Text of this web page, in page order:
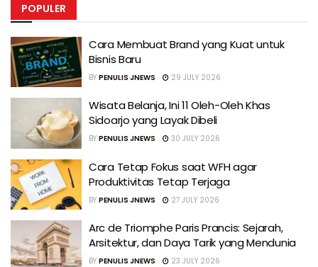
POPULER
Cara Membuat Brand yang Kuat untuk
Bisnis Baru
BY PENULIS JNEWS 29 JULY 2026
Wisata Belanja, Ini 11 Oleh-Oleh Khas
Sidoarjo yang Layak Dibeli
BY PENULIS JNEWS 30 JULY 2026
Cara Tetap Fokus saat WFH agar
Produktivitas Tetap Terjaga
BY PENULIS JNEWS 27 JULY 2026
Arc de Triomphe Paris Prancis: Sejarah,
Arsitektur, dan Daya Tarik yang Mendunia
BY PENULIS JNEWS 23 JULY 2026